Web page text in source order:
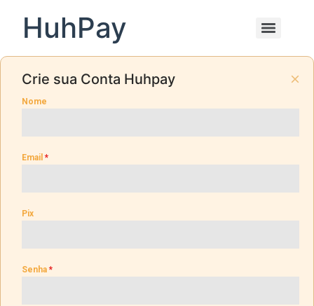
HuhPay
Crie sua Conta Huhpay
Nome
Email *
Pix
Senha *